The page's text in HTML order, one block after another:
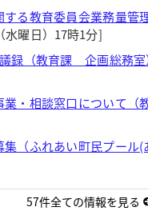
る教育委員会業務量管
水曜日）17時1分]
録（教育課 企画総務室
・相談窓口について（
（ふれあい町民プール(
57件全ての情報を見る